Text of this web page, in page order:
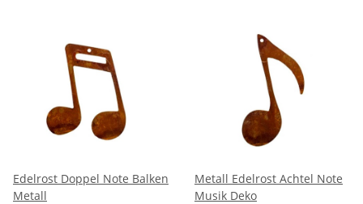
Edelrost Doppel Note Balken
Metall
Metall Edelrost Achtel Note
Musik Deko